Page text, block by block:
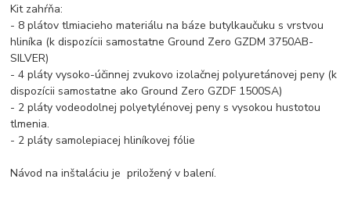
Kit zahŕňa:
- 8 plátov tlmiacieho materiálu na báze butylkaučuku s vrstvou
hliníka (k dispozícii samostatne Ground Zero GZDM 3750AB-
SILVER)
- 4 pláty vysoko-účinnej zvukovo izolačnej polyuretánovej peny (k
dispozícii samostatne ako Ground Zero GZDF 1500SA)
- 2 pláty vodeodolnej polyetylénovej peny s vysokou hustotou
tlmenia.
- 2 pláty samolepiacej hliníkovej fólie
Návod na inštaláciu je priložený v balení.